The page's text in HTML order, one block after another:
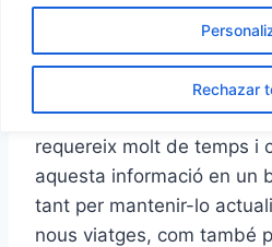
Rechazar
Organitzar un viatge per
requereix molt de temps i
aquesta informació en un
tant per mantenir-lo
nous viatges, com també